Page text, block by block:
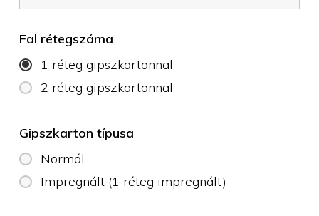
Fal rétegszáma
1 réteg gipszkartonnal
2 réteg gipszkartonnal
Gipszkarton típusa
Normál
Impregnált (1 réteg impregnált)